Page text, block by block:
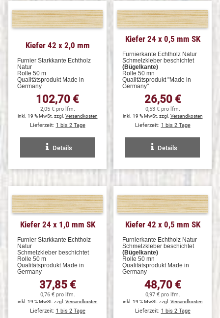
Kiefer 42 x 2,0 mm
Furnier Starkkante Echtholz
Natur
Rolle 50 m
Qualitätsprodukt Made in
Germany
102,70 €
2,05 € pro lfm.
inkl. 19 % MwSt. zzgl. Versandkosten
Lieferzeit: 1 bis 2 Tage
Details
Kiefer 24 x 0,5 mm SK
Furnierkante Echtholz Natur
Schmelzkleber beschichtet
(Bügelkante)
Rolle 50 mn
Qualitätsprodukt "Made in
Germany"
26,50 €
0,53 € pro lfm.
inkl. 19 % MwSt. zzgl. Versandkosten
Lieferzeit: 1 bis 2 Tage
Details
Kiefer 24 x 1,0 mm SK
Furnier Starkkante Echtholz
Natur
Schmelzkleber beschichtet
Rolle 50 m
Qualitätsprodukt Made in
Germany
37,85 €
0,76 € pro lfm.
inkl. 19 % MwSt. zzgl. Versandkosten
Lieferzeit: 1 bis 2 Tage
Kiefer 42 x 0,5 mm SK
Furnierkante Echtholz Natur
Schmelzkleber beschichtet
(Bügelkante)
Rolle 50 mn
Qualitätsprodukt Made in
Germany
48,70 €
0,97 € pro lfm.
inkl. 19 % MwSt. zzgl. Versandkosten
Lieferzeit: 1 bis 2 Tage